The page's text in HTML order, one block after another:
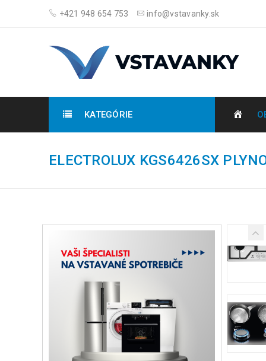
+421 948 654 753 info@vstavanky.sk
KATEGÓRIE
ELECTROLUX KGS6426SX